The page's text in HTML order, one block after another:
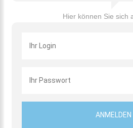
Hier können Sie sich